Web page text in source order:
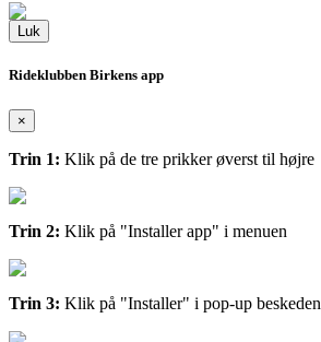
Luk
Rideklubben Birkens app
×
Trin 1: Klik på de tre prikker øverst til højre
Trin 2: Klik på "Installer app" i menuen
Trin 3: Klik på "Installer" i pop-up beskeden